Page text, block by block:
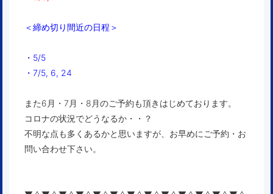
＜締め切り間近の日程＞
・5/5
・7/5, 6, 24
また6月・7月・8月のご予約も頂きはじめております。
コロナの状況でどうなるか・・？
不明な点も多くあるかと思いますが、お早めにご予約・お
問い合わせ下さい。